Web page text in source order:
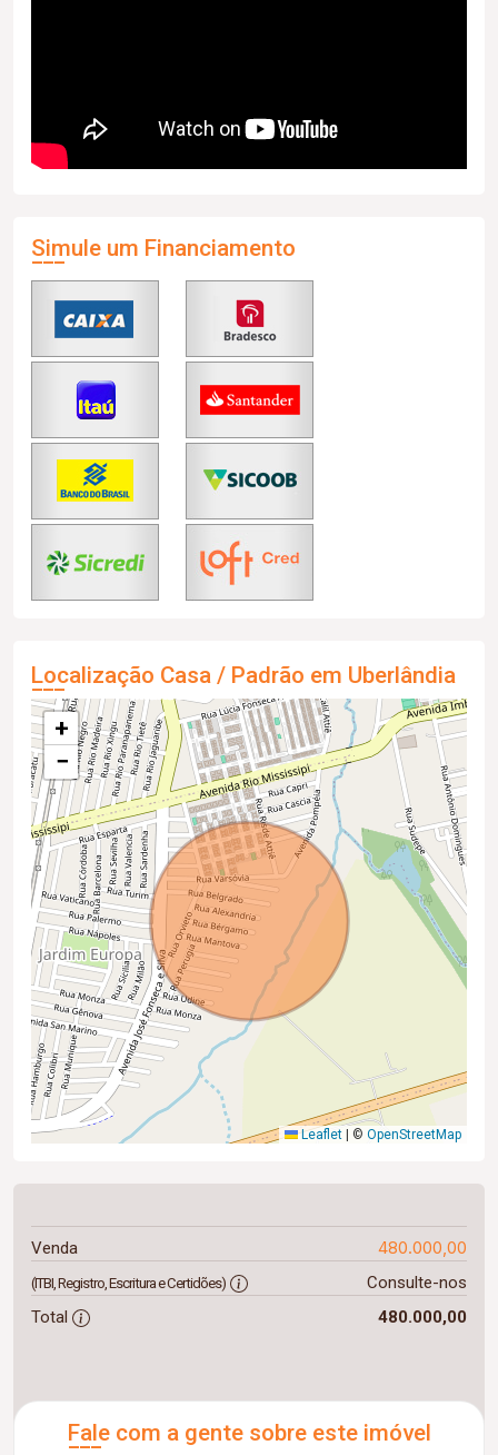
Simule um Financiamento
Localização Casa / Padrão em Uberlândia
+
−
Leaflet | © OpenStreetMap
Venda 480.000,00
(ITBI, Registro, Escritura e Certidões)
Consulte-nos
Total
480.000,00
Fale com a gente sobre este imóvel